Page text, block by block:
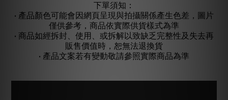
下單須知：
• 產品顏色可能會因網頁呈現與拍攝關係產生色差，圖片
僅供參考，商品依實際供貨樣式為準
• 商品如經拆封、使用、或拆解以致缺乏完整性及失去再
販售價值時，恕無法退換貨
• 產品文案若有變動敬請參照實際商品為準